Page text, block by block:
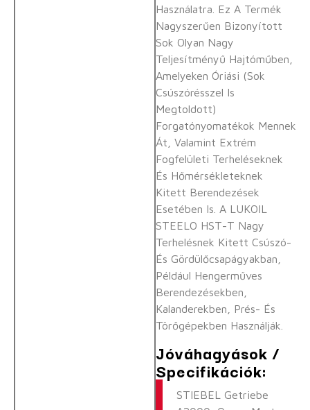
Használatra. Ez A Termék
Nagyszerűen Bizonyított
Sok Olyan Nagy
Teljesítményű Hajtóműben,
Amelyeken Óriási (sok
Csúszórésszel Is
Megtoldott)
Forgatónyomatékok Mennek
Át, Valamint Extrém
Fogfelületi Terheléseknek
És Hőmérsékleteknek
Kitett Berendezések
Esetében Is. A LUKOIL
STEELO HST-T Nagy
Terhelésnek Kitett Csúszó-
És Gördülőcsapágyakban,
Például Hengerműves
Berendezésekben,
Kalanderekben, Prés- És
Törőgépekben Használják.
Jóváhagyások /
Specifikációk:
STIEBEL Getriebe